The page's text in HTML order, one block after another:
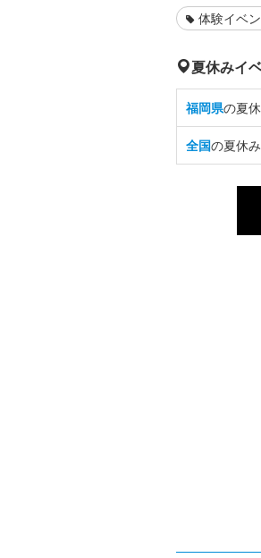
体験イベ
夏休みイ
福岡県の夏
全国の夏休